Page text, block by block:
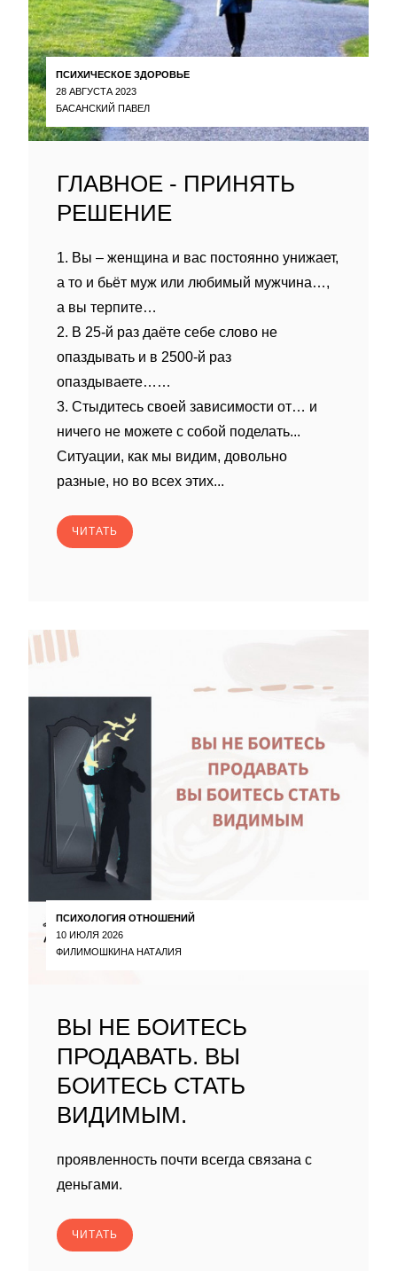
ПСИХИЧЕСКОЕ ЗДОРОВЬЕ
28 АВГУСТА 2023
БАСАНСКИЙ ПАВЕЛ
ГЛАВНОЕ - ПРИНЯТЬ
РЕШЕНИЕ
1. Вы – женщина и вас постоянно унижает,
а то и бьёт муж или любимый мужчина…,
а вы терпите…
2. В 25-й раз даёте себе слово не
опаздывать и в 2500-й раз
опаздываете……
3. Стыдитесь своей зависимости от… и
ничего не можете с собой поделать...
Ситуации, как мы видим, довольно
разные, но во всех этих...
ЧИТАТЬ
ПСИХОЛОГИЯ ОТНОШЕНИЙ
10 ИЮЛЯ 2026
ФИЛИМОШКИНА НАТАЛИЯ
ВЫ НЕ БОИТЕСЬ
ПРОДАВАТЬ. ВЫ
БОИТЕСЬ СТАТЬ
ВИДИМЫМ.
проявленность почти всегда связана с
деньгами.
ЧИТАТЬ